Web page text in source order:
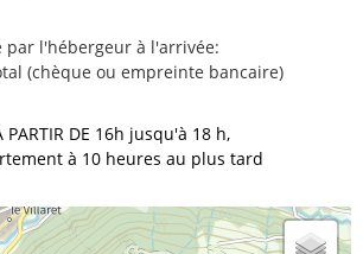
par l'hébergeur à l'arrivée:
(chèque ou empreinte bancaire)
PARTIR DE 16h jusqu'à 18 h
à 10 heures au plus tard